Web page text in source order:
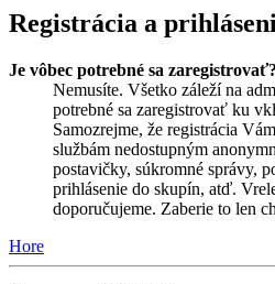
Registrácia a
Je vôbec potrebné sa zaregistrovať?
Nemusíte. Všetko záleží na
potrebné sa zaregistrovať ku
Samozrejme, že registrácia
službám nedostupným
postavičky, súkromné správy,
prihlásenie do skupín, atď.
doporučujeme. Zaberie to len
Hore